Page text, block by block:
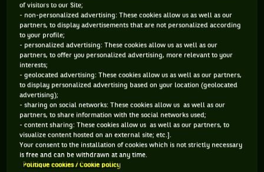
ouverte mais qui selon moi sera remportée par ...
Le tirage au sort de la finale de la Coupe Davis par BNP
Paribas a eu lieu ce jeudi à Zagreb en Croatie et désormais il
n'y a plus qu'à !
Mais qui va gagner ?
C'est vrai que cette finale, inédite, est plus qu'indécise. Les
deux équipes possèdent un « grand » joueur, pas seulement
par la taille, car pour la Croatie ça serait trois (Cilic 1m98,
Skugor 1m98 et Karlovic 2m11) : Cilic et Del Potro.
of visitors to our Site;
- non-personalized advertising: These cookies allow us as well as our
partners, to display advertisements that are not personalized according
to your profile;
- personalized advertising: These cookies allow us as well as our
partners, to offer you personalized advertising, more relevant to your
interests;
- geolocated advertising: These cookies allow us as well as our partners,
to display personalized advertising based on your location (geolocated
advertising);
- sharing on social networks: These cookies allow us as well as our
partners, to share information with the social networks used;
- content sharing: These cookies allow us as well as our partners, to
visualize content hosted on an external site; etc.].
Your consent to the installation of cookies which is not strictly necessary
is free and can be withdrawn at any time.
Politique cookies / Cookie policy